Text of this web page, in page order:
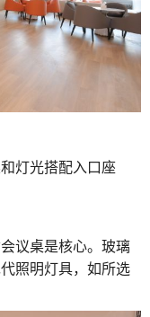
灯光搭配入口座
议桌是核心。玻璃
照明灯具，如所选